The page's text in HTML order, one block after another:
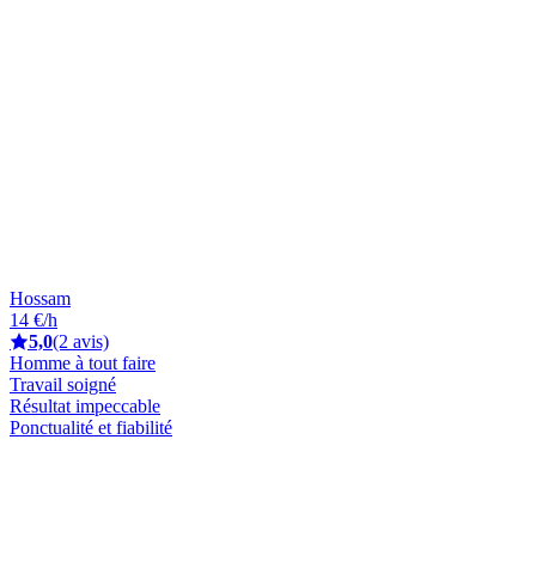
Hossam
14 €/h
5,0(2 avis)
Homme à tout faire
Travail soigné
Résultat impeccable
Ponctualité et fiabilité